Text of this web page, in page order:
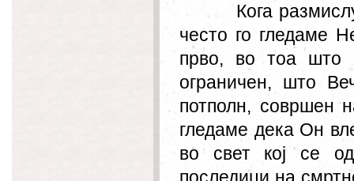
Кога
често го гледаме
прво, во тоа што
ограничен, што
потполн, совршен
гледаме дека Он
во свет кој се